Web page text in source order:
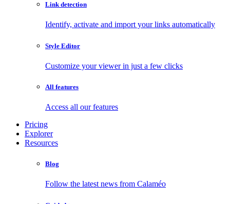
Link detection
Identify, activate and import your links automatically
Style Editor
Customize your viewer in just a few clicks
All features
Access all our features
Pricing
Explorer
Resources
Blog
Follow the latest news from Calaméo